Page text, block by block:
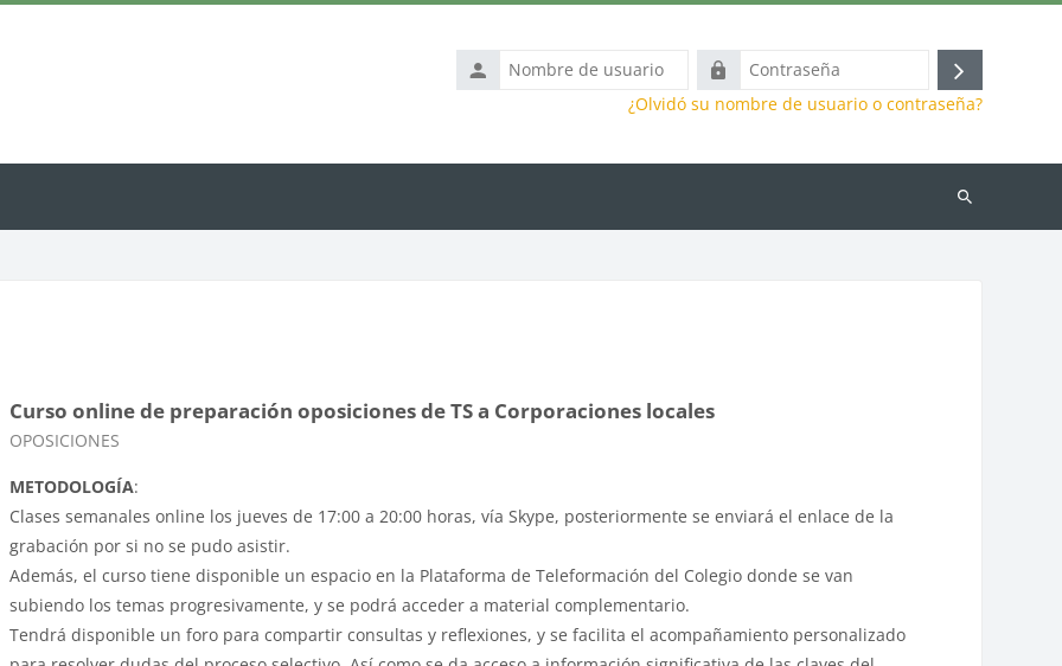
Nombre
de
Contraseña
Acceder
¿Olvidó su nombre de usuario o contraseña?
Buscar
Curso online de preparación oposiciones de TS a Corporaciones locales
Categoría de cursos
OPOSICIONES
METODOLOGÍA:
Clases semanales online los jueves de 17:00 a 20:00 horas, vía Skype, posteriormente se enviará el enlace de la
grabación por si no se pudo asistir.
Además, el curso tiene disponible un espacio en la Plataforma de Teleformación del Colegio donde se van
subiendo los temas progresivamente, y se podrá acceder a material complementario.
Tendrá disponible un foro para compartir consultas y reflexiones, y se facilita el acompañamiento personalizado